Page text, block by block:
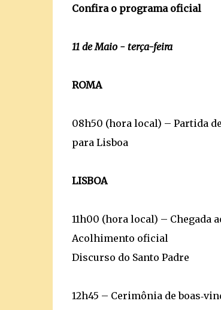
Confira o programa oficial
11 de Maio - terça-feira
ROMA
08h50 (hora local) – Partida
para Lisboa
LISBOA
11h00 (hora local) – Chegada
Acolhimento oficial
Discurso do Santo Padre
12h45 – Cerimônia de